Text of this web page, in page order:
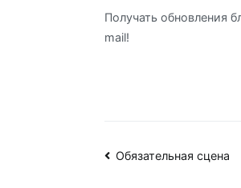
Получать обновления
mail!
Навигация
Обязательная сцена